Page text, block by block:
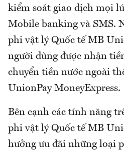
kiểm soát giao dịch mọi
Mobile banking và SMS.
phi vật lý Quốc tế MB
người dùng được nhận
chuyển tiền nước ngoài
UnionPay MoneyExpress.
Bên cạnh các tính năng
phi vật lý Quốc tế MB
hưởng ưu đãi những loại